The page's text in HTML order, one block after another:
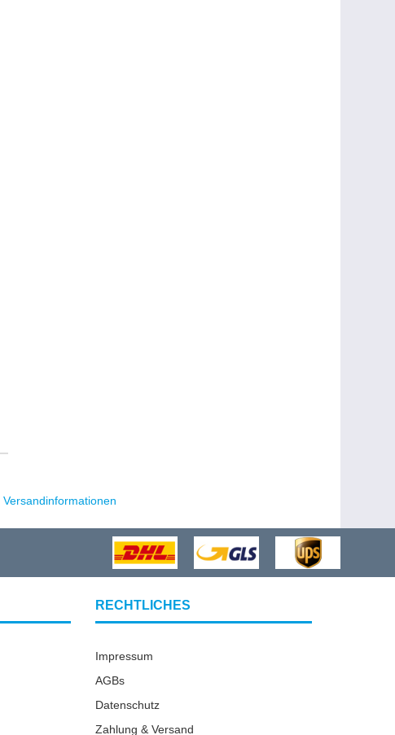
Versandinformationen
RECHTLICHES
Impressum
AGBs
Datenschutz
Zahlung & Versand